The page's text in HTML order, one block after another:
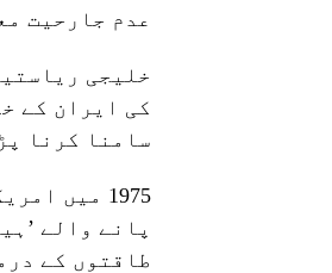
عدم جارحیت
خلیجی
کی ایران کے
سامنا کرنا
1975 میں
پانے والے
طاقتوں کے